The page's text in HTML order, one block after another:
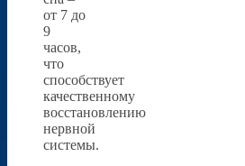
от 7 до
9
часов,
что
способствует
качественному
восстановлению
нервной
системы.